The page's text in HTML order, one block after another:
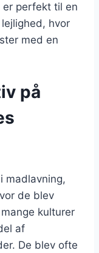
perfekt til en
hvor
med en
på
madlavning,
de blev
kulturer
af
De blev ofte